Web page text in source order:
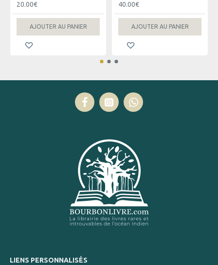
20.00€
AJOUTER AU PANIER
40.00€
AJOUTER AU PANIER
LIENS PERSONNALISÉS